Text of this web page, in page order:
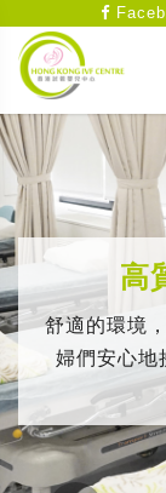
高
舒適的環境
婦們安心地